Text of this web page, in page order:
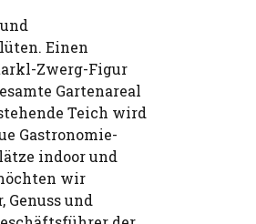
Einen
Zwerg-Figur
Gartenareal
Teich wird
Gastronomie-
indoor und
wir
Genuss und